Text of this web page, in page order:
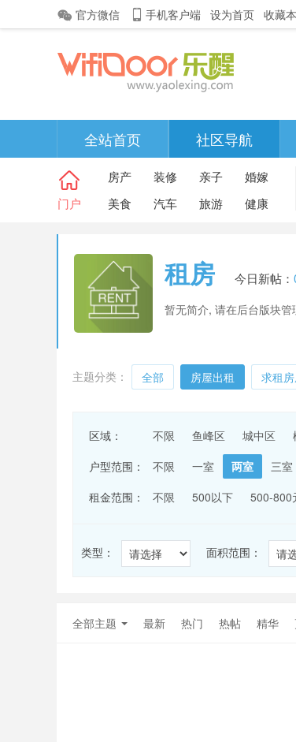
官方微信 手机客户端 设为首页 收藏
全站首页 社区导航
门户
房产 装修 亲子
婚嫁
美食
汽车 旅游 健康
租房 今日新帖：
暂无简介, 请在后台版块管
主题分类： 全部 房屋出租 求租
区域： 不限 鱼峰区 城中区
户型范围：
不限 一室 两室 三室
租金范围：
不限 500以下 500-800
类型： 面积范围：
全部主题 最新 热门 热帖 精华